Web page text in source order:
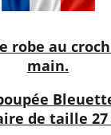
robe au
main.
de taille 2